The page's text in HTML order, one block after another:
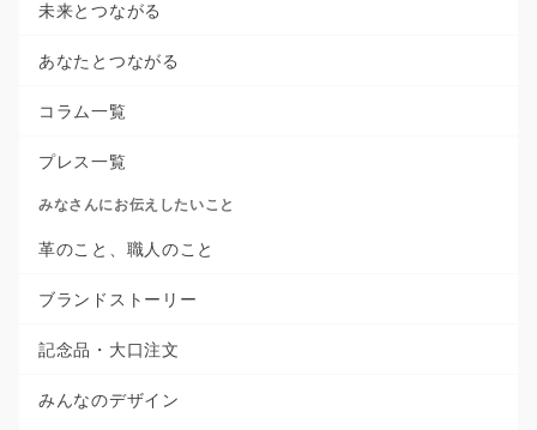
未来とつながる
あなたとつながる
コラム一覧
プレス一覧
みなさんにお伝えしたいこと
革のこと、職人のこと
ブランドストーリー
記念品・大口注文
みんなのデザイン